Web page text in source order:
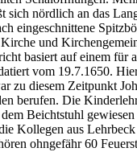
sich nördlich an das
eingeschnittene
und
basiert auf einem für
vom 19.7.1650.
zu diesem Zeitpunkt
berufen. Die
Beichtstuhl
Kollegen aus
ohngefähr 60